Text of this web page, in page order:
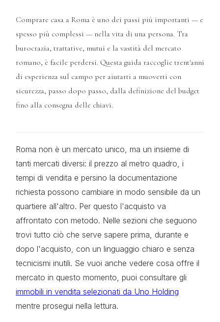
Comprare casa a Roma è uno dei passi più importanti — e
spesso più complessi — nella vita di una persona. Tra
burocrazia, trattative, mutui e la vastità del mercato
romano, è facile perdersi. Questa guida raccoglie trent'anni
di esperienza sul campo per aiutarti a muoverti con
sicurezza, passo dopo passo, dalla definizione del budget
fino alla consegna delle chiavi.
Roma non è un mercato unico, ma un insieme di
tanti mercati diversi: il prezzo al metro quadro, i
tempi di vendita e persino la documentazione
richiesta possono cambiare in modo sensibile da un
quartiere all'altro. Per questo l'acquisto va
affrontato con metodo. Nelle sezioni che seguono
trovi tutto ciò che serve sapere prima, durante e
dopo l'acquisto, con un linguaggio chiaro e senza
tecnicismi inutili. Se vuoi anche vedere cosa offre il
mercato in questo momento, puoi consultare gli
immobili in vendita selezionati da Uno Holding
mentre prosegui nella lettura.